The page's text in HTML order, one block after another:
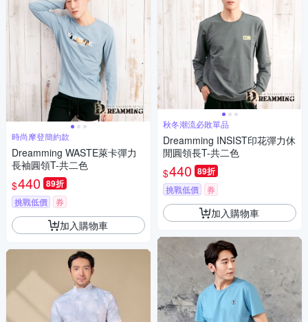
時尚摩登簡約款
Dreamming WASTE萊卡彈力
長袖圓領T-共二色
$440 89折
挑戰低價 券
加入購物車
秋冬潮流必敗單品
Dreamming INSIST印花彈力休
閒圓領長T-共二色
$440 89折
挑戰低價 券
加入購物車